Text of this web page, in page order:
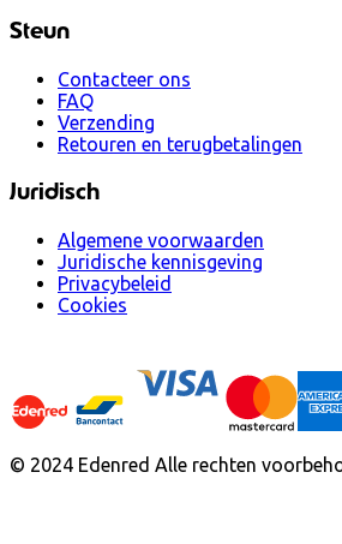
Steun
Contacteer ons
FAQ
Verzending
Retouren en terugbetalingen
Juridisch
Algemene voorwaarden
Juridische kennisgeving
Privacybeleid
Cookies
© 2024 Edenred Alle rechten